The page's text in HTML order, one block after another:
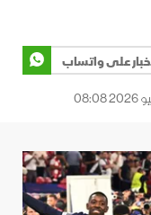
على واتساب